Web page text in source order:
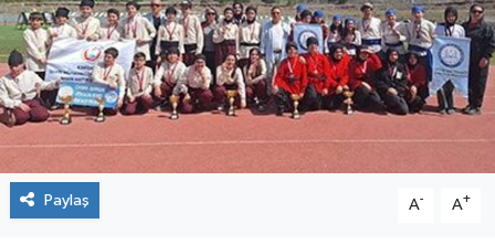
Paylaş A- A+